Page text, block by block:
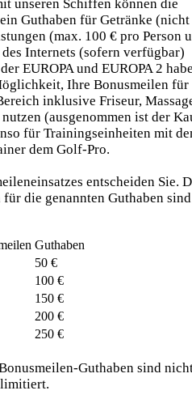
unseren Schiffen können die
Guthaben für Getränke (nicht
(max. 100 € pro Person
Internets (sofern verfügbar)
EUROPA und EUROPA 2
Ihre Bonusmeilen für
inklusive Friseur,
(ausgenommen ist der
für Trainingseinheiten mit
dem Golf-Pro.
entscheiden Sie.
die genannten Guthaben
Guthaben
50 €
100 €
150 €
200 €
250 €
Guthaben sind
limitiert.